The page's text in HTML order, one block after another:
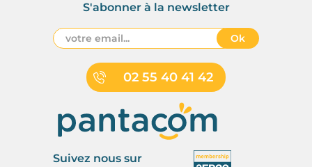
02 55 40 41 42
S'abonner à la newsletter
Ok
Suivez nous sur